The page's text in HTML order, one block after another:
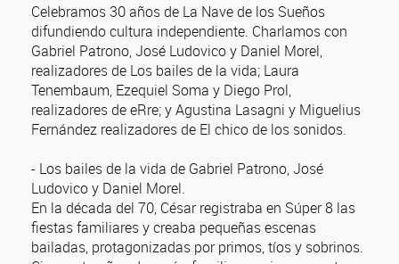
Celebramos 30 años de La Nave de los Sueños
difundiendo cultura independiente. Charlamos con
Gabriel Patrono, José Ludovico y Daniel Morel,
realizadores de Los bailes de la vida; Laura
Tenembaum, Ezequiel Soma y Diego Prol,
realizadores de eRre; y Agustina Lasagni y Miguelius
Fernández realizadores de El chico de los sonidos.
- Los bailes de la vida de Gabriel Patrono, José
Ludovico y Daniel Morel.
En la década del 70, César registraba en Súper 8 las
fiestas familiares y creaba pequeñas escenas
bailadas, protagonizadas por primos, tíos y sobrinos.